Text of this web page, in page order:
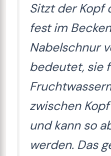
Sitzt der Kopf
fest im
Nabelschnur
bedeutet, sie
zwischen
und kann so
werden. Das